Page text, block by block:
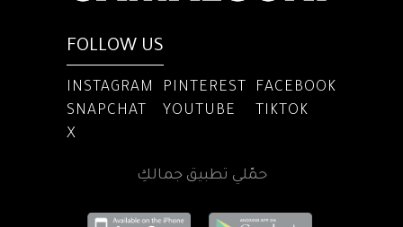
FOLLOW US
INSTAGRAM PINTEREST
FACEBOOK
SNAPCHAT
YOUTUBE
TIKTOK
X
حمّلي تطبيق جمالكِ